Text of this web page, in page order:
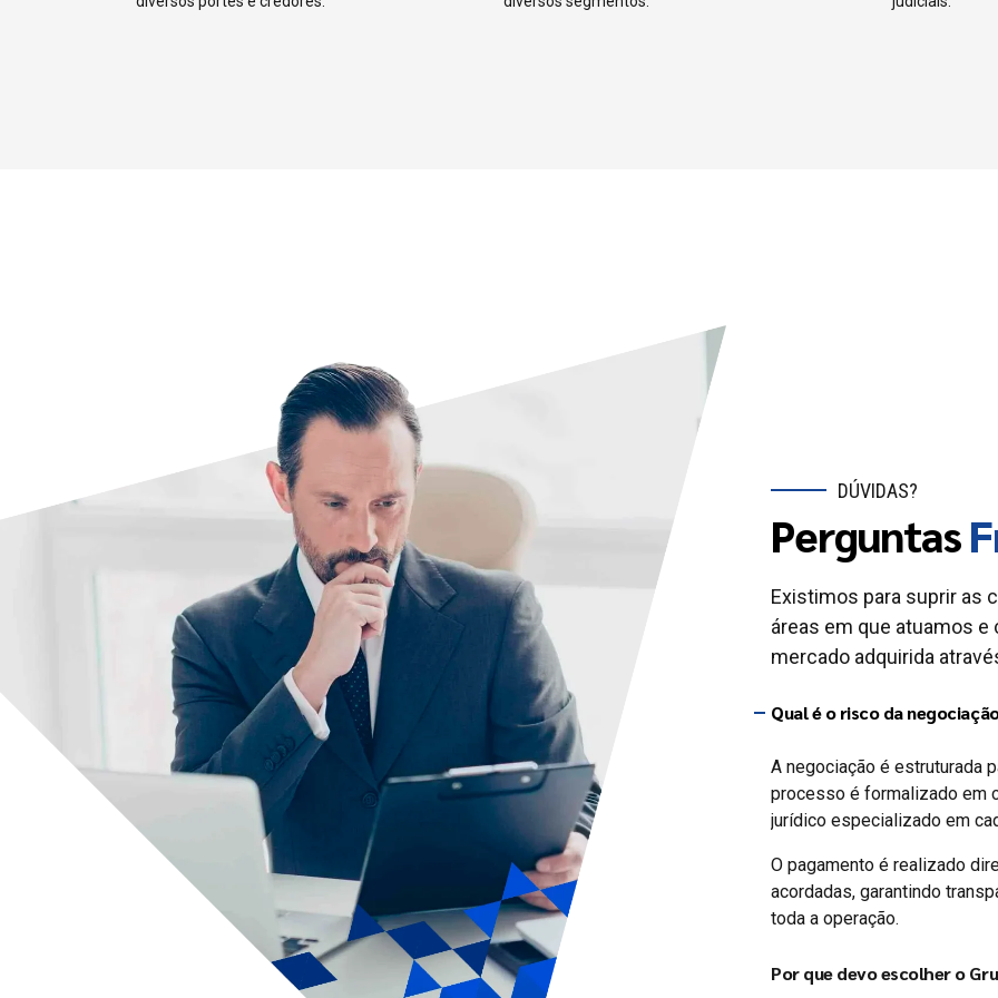
4 4
9
DÚVIDAS?
Perguntas
Existimos para suprir as
áreas em que atuamos
mercado adquirida
Qual é o risco da
A negociação é estruturada
processo é formalizado em
jurídico especializado em
O pagamento é realizado
acordadas, garantindo
toda a operação.
Por que devo escolher o